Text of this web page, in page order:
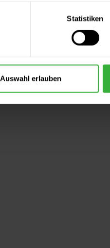
Statistiken
Auswahl erlauben